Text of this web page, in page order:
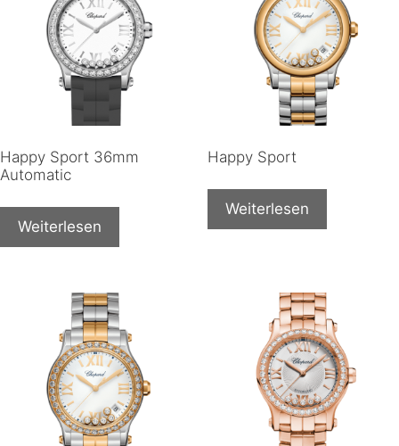
Happy Sport 36mm
Automatic
Weiterlesen
Happy Sport
Weiterlesen